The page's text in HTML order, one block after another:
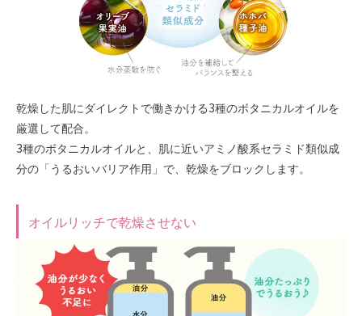
乾燥した肌にダイレクトで働きかける3種のボタニカルオイルを
厳選して配合。
3種のボタニカルオイルと、肌に近いアミノ酸系セラミド類似成
分の「うるおいバリア作用」で、乾燥をブロックします。
オイルリッチで乾燥させない